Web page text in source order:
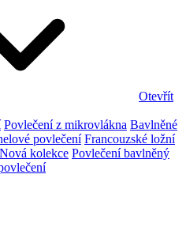
Otevřít
Povlečení z mikrovlákna Bavlněné
povlečení Francouzské ložní
Nová kolekce Povlečení bavlněný